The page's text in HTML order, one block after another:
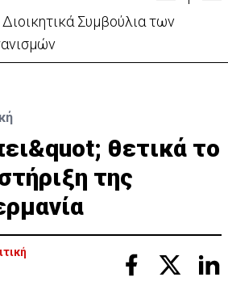
τελετής διαβεβαίωσης-Οι
χαλαροί (vid)
θετικά το
της